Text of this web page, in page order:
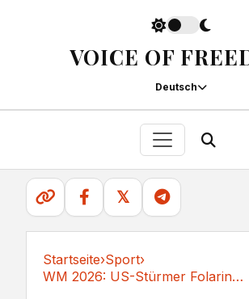
VOICE OF
Deutsch
𝕏
Startseite›Sport›
WM 2026: US-Stürmer Folarin Balogun spricht...